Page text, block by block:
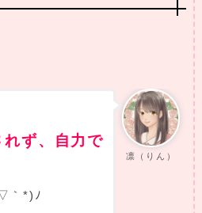
凛（りん）
れず、自力で
｀*)ﾉ